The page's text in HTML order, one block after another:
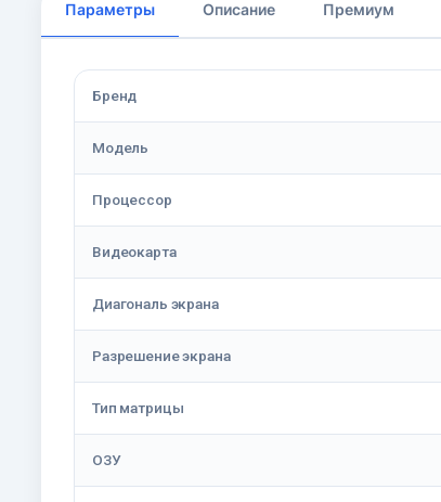
Параметры Описание Премиум
Бренд
Модель
Процессор
Видеокарта
Диагональ экрана
Разрешение экрана
Тип матрицы
ОЗУ